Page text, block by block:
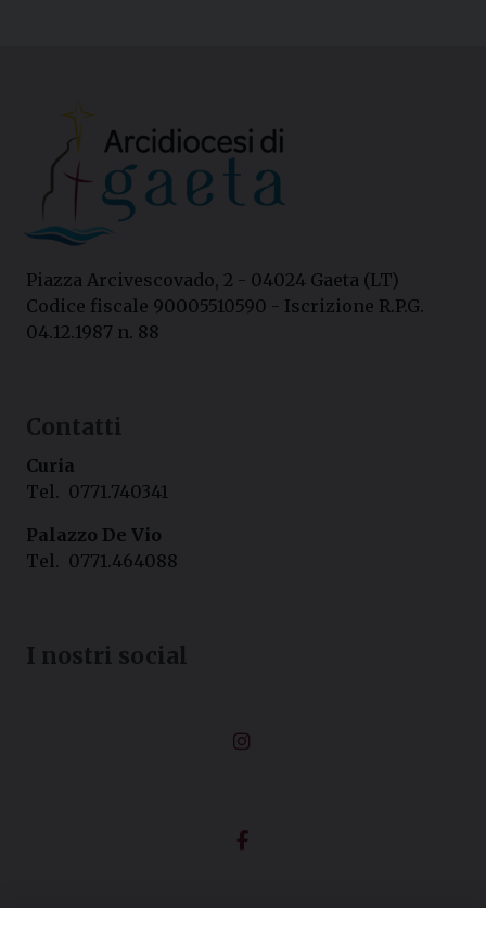
Piazza Arcivescovado, 2 - 04024 Gaeta (LT)
Codice fiscale 90005510590 - Iscrizione R.P.G.
04.12.1987 n. 88
Contatti
Curia
Tel. 0771.740341
Palazzo De Vio
Tel. 0771.464088
I nostri social